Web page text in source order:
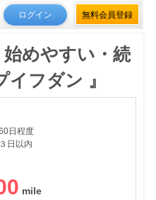
ログイン 無料会員登録
めやすい・続
フダン 』
日程度
３日以内